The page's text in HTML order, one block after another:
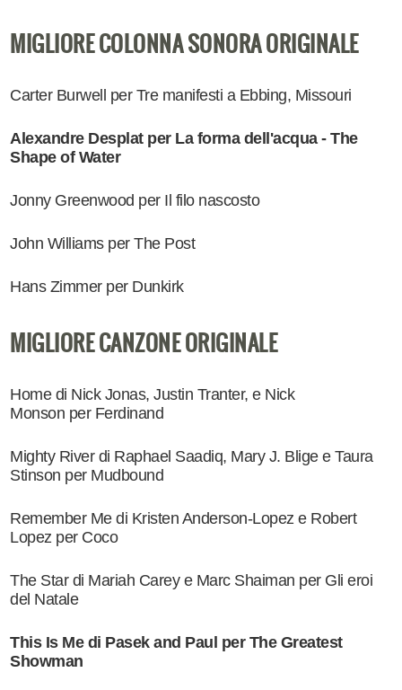
MIGLIORE COLONNA SONORA ORIGINALE
Carter Burwell per Tre manifesti a Ebbing, Missouri
Alexandre Desplat per La forma dell'acqua - The
Shape of Water
Jonny Greenwood per Il filo nascosto
John Williams per The Post
Hans Zimmer per Dunkirk
MIGLIORE CANZONE ORIGINALE
Home di Nick Jonas, Justin Tranter, e Nick
Monson per Ferdinand
Mighty River di Raphael Saadiq, Mary J. Blige e Taura
Stinson per Mudbound
Remember Me di Kristen Anderson-Lopez e Robert
Lopez per Coco
The Star di Mariah Carey e Marc Shaiman per Gli eroi
del Natale
This Is Me di Pasek and Paul per The Greatest
Showman